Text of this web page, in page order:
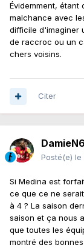
Évidemment, étant
malchance avec
difficile d'imaginer
de raccroc ou un
chers voisins.
Citer
Posté(e) le
Si Medina est
ce que ce ne
à 4 ? La saison
saison et ça nous
que toutes les
montré des